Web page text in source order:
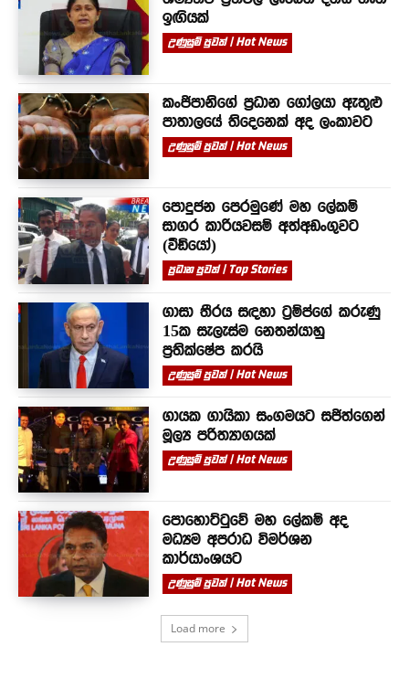
ඉඟියක්
උණුසුම් පුවත් | Hot News
කංජිපානිගේ ප්‍රධාන ගෝලයා ඇතුළු
පාතාලයේ තිදෙනෙක් අද ලංකාවට
උණුසුම් පුවත් | Hot News
පොදුජන පෙරමුණේ මහ ලේකම්
සාගර කාරියවසම් අත්අඩංගුවට
(වීඩියෝ)
ප්‍රධාන පුවත් | Top Stories
ගාසා තීරය සඳහා ට්‍රම්ප්ගේ කරුණු
15ක සැලැස්ම නෙතන්යාහු
ප්‍රතික්ෂේප කරයි
උණුසුම් පුවත් | Hot News
ගායක ගායිකා සංගමයට සජිත්ගෙන්
මූල්‍ය පරිත්‍යාගයක්
උණුසුම් පුවත් | Hot News
පොහොට්ටුවේ මහ ලේකම් අද
මධ්‍යම අපරාධ විමර්ශන
කාර්යාංශයට
උණුසුම් පුවත් | Hot News
Load more